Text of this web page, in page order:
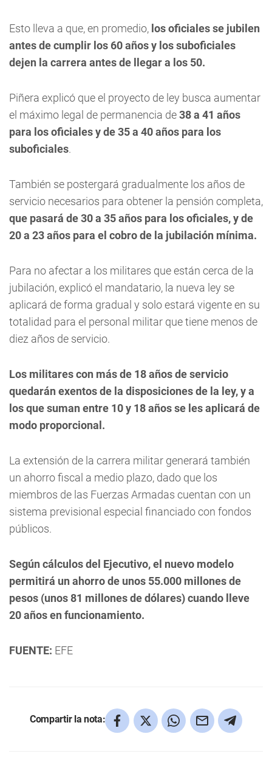
Esto lleva a que, en promedio, los oficiales se jubilen
antes de cumplir los 60 años y los suboficiales
dejen la carrera antes de llegar a los 50.
Piñera explicó que el proyecto de ley busca aumentar
el máximo legal de permanencia de38 a 41 años
para los oficiales y de 35 a 40 años para los
suboficiales.
También se postergará gradualmente los años de
servicio necesarios para obtener la pensión completa,
que pasará de 30 a 35 años para los oficiales, y de
20 a 23 años para el cobro de la jubilación mínima.
Para no afectar a los militares que están cerca de la
jubilación, explicó el mandatario, la nueva ley se
aplicará de forma gradual y solo estará vigente en su
totalidad para el personal militar que tiene menos de
diez años de servicio.
Los militares con más de 18 años de servicio
quedarán exentos de la disposiciones de la ley, y a
los que suman entre 10 y 18 años se les aplicará de
modo proporcional.
La extensión de la carrera militar generará también
un ahorro fiscal a medio plazo, dado que los
miembros de las Fuerzas Armadas cuentan con un
sistema previsional especial financiado con fondos
públicos.
Según cálculos del Ejecutivo, el nuevo modelo
permitirá un ahorro de unos 55.000 millones de
pesos (unos 81 millones de dólares) cuando lleve
20 años en funcionamiento.
FUENTE: EFE
Compartir la nota: